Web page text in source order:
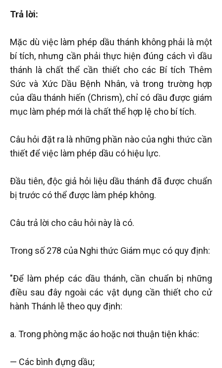
Trả lời:
Mặc dù việc làm phép dầu thánh không phải là một
bí tích, nhưng cần phải thực hiện đúng cách vì dầu
thánh là chất thể cần thiết cho các Bí tích Thêm
Sức và Xức Dầu Bệnh Nhân, và trong trường hợp
của dầu thánh hiến (Chrism), chỉ có dầu được giám
mục làm phép mới là chất thể hợp lệ cho bí tích.
Câu hỏi đặt ra là những phần nào của nghi thức cần
thiết để việc làm phép dầu có hiệu lực.
Đầu tiên, độc giả hỏi liệu dầu thánh đã được chuẩn
bị trước có thể được làm phép không.
Câu trả lời cho câu hỏi này là có.
Trong số 278 của Nghi thức Giám mục có quy định:
"Để làm phép các dầu thánh, cần chuẩn bị những
điều sau đây ngoài các vật dụng cần thiết cho cử
hành Thánh lễ theo quy định:
a. Trong phòng mặc áo hoặc nơi thuận tiện khác:
— Các bình đựng dầu;